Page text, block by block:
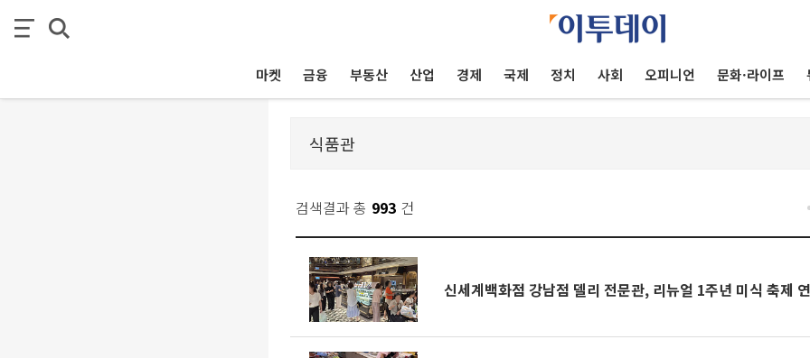
마켓 금융 부동산 산업 경제 국제 정치 사회 오피니언 문화·라이프
검색결과 총 993 건
신세계백화점 강남점 델리 전문관, 리뉴얼 1주년 미식 축제